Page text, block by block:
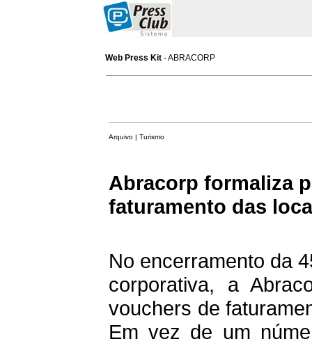
Web Press Kit - ABRACORP
Arquivo | Turismo
Abracorp formaliza
faturamento das
No encerramento da
corporativa, a
vouchers de
Em vez de um